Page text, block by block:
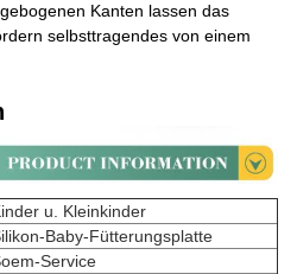
Kanten lassen das
selbsttragendes von einem
u. Kleinkinder
Baby-Fütterungsplatte
Service